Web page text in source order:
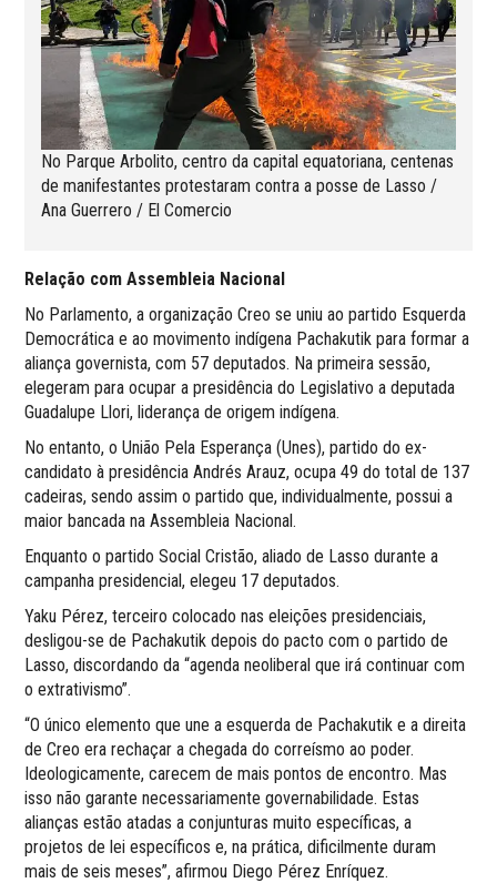
No Parque Arbolito, centro da capital equatoriana, centenas
de manifestantes protestaram contra a posse de Lasso /
Ana Guerrero / El Comercio
Relação com Assembleia Nacional
No Parlamento, a organização Creo se uniu ao partido Esquerda
Democrática e ao movimento indígena Pachakutik para formar a
aliança governista, com 57 deputados. Na primeira sessão,
elegeram para ocupar a presidência do Legislativo a deputada
Guadalupe Llori, liderança de origem indígena.
No entanto, o União Pela Esperança (Unes), partido do ex-
candidato à presidência Andrés Arauz, ocupa 49 do total de 137
cadeiras, sendo assim o partido que, individualmente, possui a
maior bancada na Assembleia Nacional.
Enquanto o partido Social Cristão, aliado de Lasso durante a
campanha presidencial, elegeu 17 deputados.
Yaku Pérez, terceiro colocado nas eleições presidenciais,
desligou-se de Pachakutik depois do pacto com o partido de
Lasso, discordando da “agenda neoliberal que irá continuar com
o extrativismo”.
“O único elemento que une a esquerda de Pachakutik e a direita
de Creo era rechaçar a chegada do correísmo ao poder.
Ideologicamente, carecem de mais pontos de encontro. Mas
isso não garante necessariamente governabilidade. Estas
alianças estão atadas a conjunturas muito específicas, a
projetos de lei específicos e, na prática, dificilmente duram
mais de seis meses”, afirmou Diego Pérez Enríquez.